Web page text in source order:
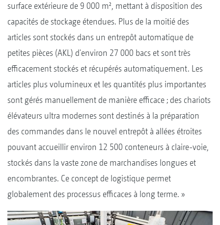
surface extérieure de 9 000 m², mettant à disposition des
capacités de stockage étendues. Plus de la moitié des
articles sont stockés dans un entrepôt automatique de
petites pièces (AKL) d'environ 27 000 bacs et sont très
efficacement stockés et récupérés automatiquement. Les
articles plus volumineux et les quantités plus importantes
sont gérés manuellement de manière efficace ; des chariots
élévateurs ultra modernes sont destinés à la préparation
des commandes dans le nouvel entrepôt à allées étroites
pouvant accueillir environ 12 500 conteneurs à claire-voie,
stockés dans la vaste zone de marchandises longues et
encombrantes. Ce concept de logistique permet
globalement des processus efficaces à long terme. »